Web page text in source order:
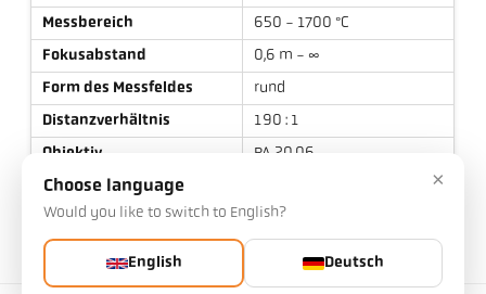
Messbereich
650 - 1700 °C
Fokusabstand
0,6 m - ∞
Form des Messfeldes
rund
Distanzverhältnis
190 : 1
Objektiv
PA 20.06
Messprinzip
Visiereinrichtung
Durchblick-Visier
×
Choose language
Would you like to switch to English?
English Deutsch